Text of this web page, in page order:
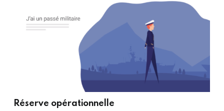
Réserve opérationnelle